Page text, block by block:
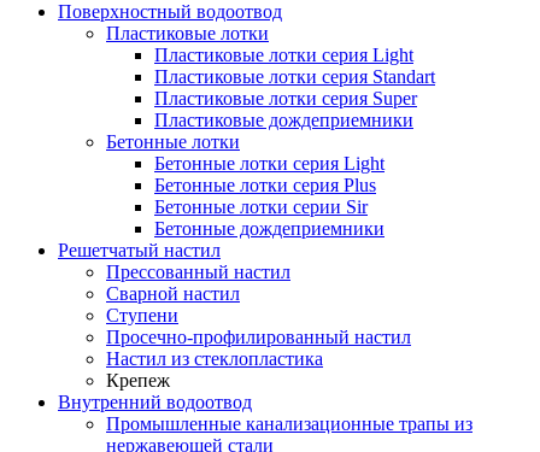
Поверхностный водоотвод
Пластиковые лотки
Пластиковые лотки серия Light
Пластиковые лотки серия Standart
Пластиковые лотки серия Super
Пластиковые дождеприемники
Бетонные лотки
Бетонные лотки серия Light
Бетонные лотки серия Plus
Бетонные лотки серии Sir
Бетонные дождеприемники
Решетчатый настил
Прессованный настил
Сварной настил
Ступени
Просечно-профилированный настил
Настил из стеклопластика
Крепеж
Внутренний водоотвод
Промышленные канализационные трапы из
нержавеющей стали